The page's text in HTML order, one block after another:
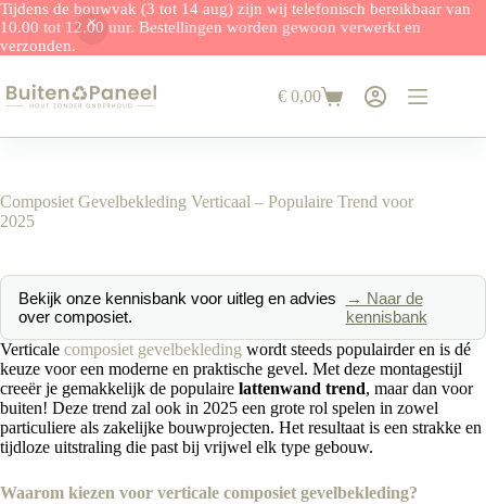
Tijdens de bouwvak (3 tot 14 aug) zijn wij telefonisch bereikbaar van
10.00 tot 12.00 uur. Bestellingen worden gewoon verwerkt en
verzonden.
naar
de
Winkelwagen
€ 0,00
Composiet Gevelbekleding Verticaal – Populaire Trend voor
2025
Bekijk onze kennisbank voor uitleg en advies
over composiet.
→ Naar de
kennisbank
Verticale composiet gevelbekleding wordt steeds populairder en is dé
keuze voor een moderne en praktische gevel. Met deze montagestijl
creeër je gemakkelijk de populaire lattenwand trend, maar dan voor
buiten! Deze trend zal ook in 2025 een grote rol spelen in zowel
particuliere als zakelijke bouwprojecten. Het resultaat is een strakke en
tijdloze uitstraling die past bij vrijwel elk type gebouw.
Waarom kiezen voor verticale composiet gevelbekleding?